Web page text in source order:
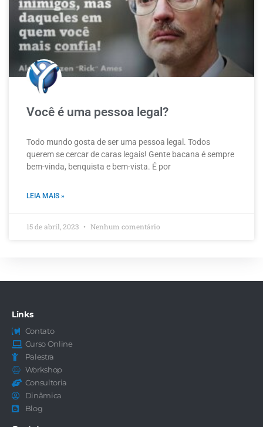
Você é uma pessoa legal?
Todo mundo gosta de ser uma pessoa legal. Todos
querem se cercar de caras legais! Gente bacana é sempre
bem-vinda, benquista e bem-vista. É por
LEIA MAIS »
15 de abril, 2023 Nenhum comentário
Links
Contato
Curso Online
Palestra
Workshop
Consultoria
Dinâmica
Blog